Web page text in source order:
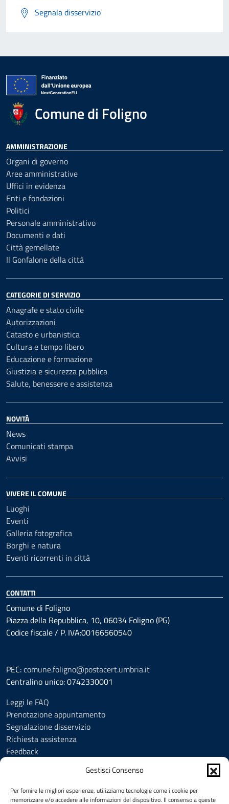
Gestisci Consenso
Per fornire le migliori esperienze, utilizziamo tecnologie come i cookie per
memorizzare e/o accedere alle informazioni del dispositivo. Il consenso a queste
Segnala disservizio
Comune di Foligno
AMMINISTRAZIONE
Organi di governo
Aree amministrative
Uffici in evidenza
Enti e fondazioni
Politici
Personale amministrativo
Documenti e dati
Città gemellate
Il Gonfalone della città
CATEGORIE DI SERVIZIO
Anagrafe e stato civile
Autorizzazioni
Catasto e urbanistica
Cultura e tempo libero
Educazione e formazione
Giustizia e sicurezza pubblica
Salute, benessere e assistenza
NOVITÀ
News
Comunicati stampa
Avvisi
VIVERE IL COMUNE
Luoghi
Eventi
Galleria fotografica
Borghi e natura
Eventi ricorrenti in città
CONTATTI
Comune di Foligno
Piazza della Repubblica, 10, 06034 Foligno (PG)
Codice fiscale / P. IVA:00166560540
PEC:comune.foligno@postacert.umbria.it
Centralino unico: 0742330001
Leggi le FAQ
Prenotazione appuntamento
Segnalazione disservizio
Richiesta assistenza
Feedback
Informativa privacy
Cookie Policy (UE)